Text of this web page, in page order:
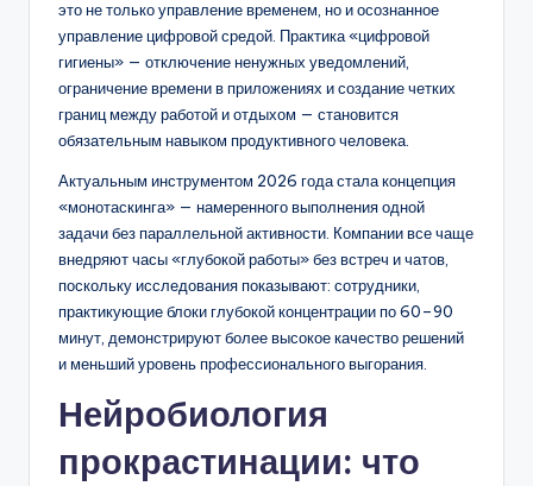
это не только управление временем, но и осознанное
управление цифровой средой. Практика «цифровой
гигиены» — отключение ненужных уведомлений,
ограничение времени в приложениях и создание четких
границ между работой и отдыхом — становится
обязательным навыком продуктивного человека.
Актуальным инструментом 2026 года стала концепция
«монотаскинга» — намеренного выполнения одной
задачи без параллельной активности. Компании все чаще
внедряют часы «глубокой работы» без встреч и чатов,
поскольку исследования показывают: сотрудники,
практикующие блоки глубокой концентрации по 60–90
минут, демонстрируют более высокое качество решений
и меньший уровень профессионального выгорания.
Нейробиология
прокрастинации: что